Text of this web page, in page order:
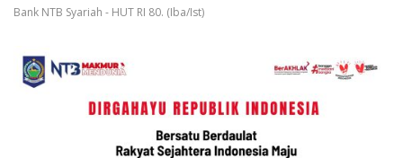
Bank NTB Syariah - HUT RI 80. (Iba/Ist)